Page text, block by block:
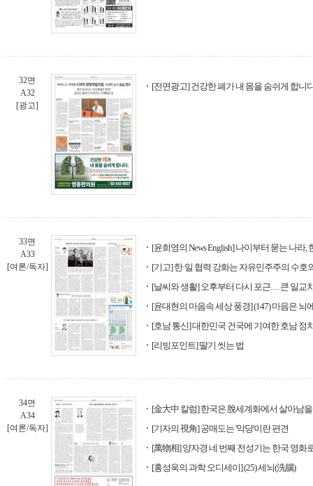
32면
A32
[광고]
[전면광고] 건강한 폐가 내 몸을 숨쉬게 합니
33면
A33
[여론/독자]
[윤희영의 News English] 나이부터 묻는 나라,
[기고] 한·일 협력 강화는 자유민주주의 수호
[날씨와 생활] 오후부터 다시 포근… 큰 일교
[윤대현의 마음속 세상 풍경] (147) 마음은 뇌
[호남 통신] 대한민국 건국에 기여한 호남 정
[리빙포인트] 딸기 씻는 법
34면
A34
[여론/독자]
[金大中 칼럼] 한국은 脫세계화에서 살아남
[기자의 視角] 공매도는 '악당'이란 편견
[萬物相] 양자경 네 번째 전성기는 한국 영화
[홍성욱의 과학 오디세이] (25) 세뇌(洗腦)